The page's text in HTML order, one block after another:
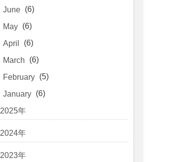
June (6)
May (6)
April (6)
March (6)
February (5)
January (6)
2025年
2024年
2023年